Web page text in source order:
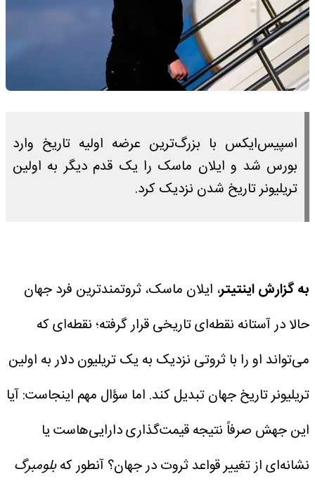
اسپیس‌ایکس با بزرگ‌ترین عرضه اولیه تاریخ وارد
بورس شد و ایلان ماسک را یک قدم دیگر به اولین
تریلیونر تاریخ شدن نزدیک‌ کرد.
به گزارش اینتیتر، ایلان ماسک، ثروتمندترین فرد جهان
حالا در آستانه نقطه‌ای تاریخی قرار گرفته؛ نقطه‌ای که
می‌تواند او را با ثروتی نزدیک به یک تریلیون دلار به اولین
تریلیونر تاریخ جهان تبدیل کند. اما سؤال مهم اینجاست: آیا
این جهش صرفاً نتیجه قیمت‌گذاری دارایی‌هاست یا
نشانه‌ای از تغییر قواعد ثروت در جهان؟آنطور کهبلومبرگ